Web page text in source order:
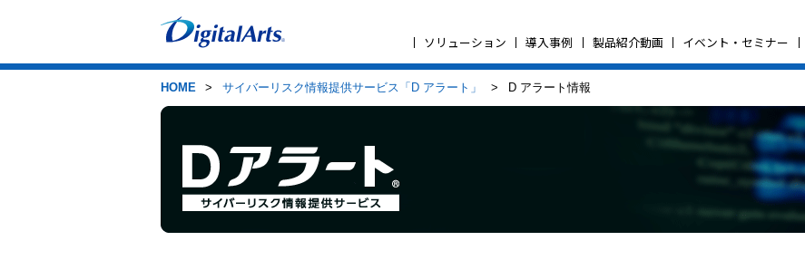
ソリューション
導入事例 製品紹介動画 イベント・セミナー
HOME サイバーリスク情報提供サービス「D アラート」 > D アラート情報